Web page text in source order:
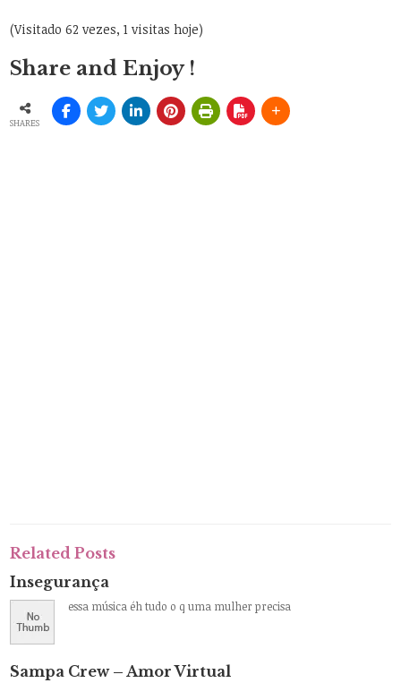
(Visitado 62 vezes, 1 visitas hoje)
Share and Enjoy !
SHARES
Related Posts
Insegurança
essa música éh tudo o q uma mulher precisa
Sampa Crew – Amor Virtual